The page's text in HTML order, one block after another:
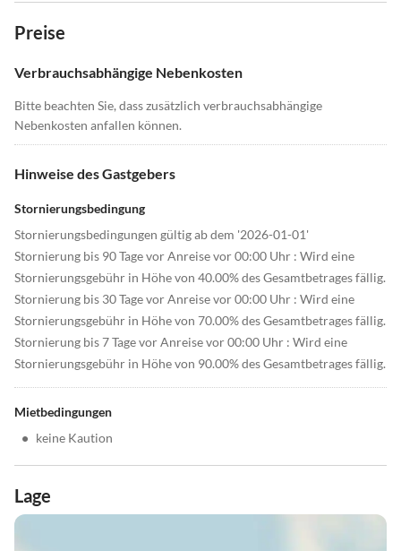
Preise
Verbrauchsabhängige Nebenkosten
Bitte beachten Sie, dass zusätzlich verbrauchsabhängige
Nebenkosten anfallen können.
Hinweise des Gastgebers
Stornierungsbedingung
Stornierungsbedingungen gültig ab dem '2026-01-01'
Stornierung bis 90 Tage vor Anreise vor 00:00 Uhr : Wird eine
Stornierungsgebühr in Höhe von 40.00% des Gesamtbetrages fällig.
Stornierung bis 30 Tage vor Anreise vor 00:00 Uhr : Wird eine
Stornierungsgebühr in Höhe von 70.00% des Gesamtbetrages fällig.
Stornierung bis 7 Tage vor Anreise vor 00:00 Uhr : Wird eine
Stornierungsgebühr in Höhe von 90.00% des Gesamtbetrages fällig.
Mietbedingungen
• keine Kaution
Lage